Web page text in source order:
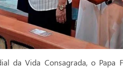
da Vida Consagrada, o Papa